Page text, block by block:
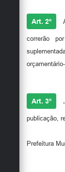
Art. 2º
correrão
Art. 3º
publicação,
Prefeitura